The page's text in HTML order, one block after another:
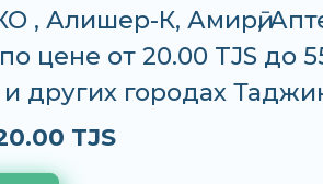
, Алишер-К, Амирӣ,
цене от 20.00 TJS до
других городах
TJS